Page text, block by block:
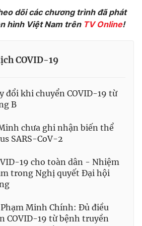
hình thức nếu không có sự chấp
rõ nguồn VTV.vn khi phát hành lại
dõi các chương trình đã phát
hình Việt Nam trên TV Online!
COVID-19
đổi khi chuyển COVID-19 từ
B
chưa ghi nhận biến thể
SARS-CoV-2
19 cho toàn dân - Nhiệm
trong Nghị quyết Đại hội
Minh Chính: Đủ điều
COVID-19 từ bệnh truyền